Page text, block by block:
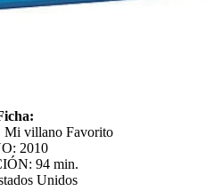
villano Favorito
2010
94 min.
Unidos